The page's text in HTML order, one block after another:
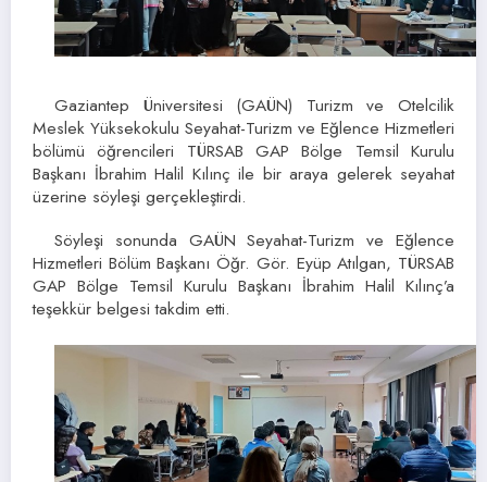
Gaziantep Üniversitesi (GAÜN) Turizm ve Otelcilik
Meslek Yüksekokulu Seyahat-Turizm ve Eğlence Hizmetleri
bölümü öğrencileri TÜRSAB GAP Bölge Temsil Kurulu
Başkanı İbrahim Halil Kılınç ile bir araya gelerek seyahat
üzerine söyleşi gerçekleştirdi.
Söyleşi sonunda GAÜN Seyahat-Turizm ve Eğlence
Hizmetleri Bölüm Başkanı Öğr. Gör. Eyüp Atılgan, TÜRSAB
GAP Bölge Temsil Kurulu Başkanı İbrahim Halil Kılınç’a
teşekkür belgesi takdim etti.